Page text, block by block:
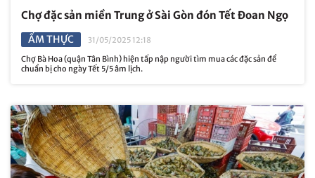
Chợ đặc sản miền Trung ở Sài Gòn đón Tết Đoan Ngọ
ẨM THỰC
31/05/2025 12:18
Chợ Bà Hoa (quận Tân Bình) hiện tấp nập người tìm mua các đặc sản để
chuẩn bị cho ngày Tết 5/5 âm lịch.